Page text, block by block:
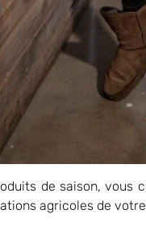
de saison, vous
agricoles de